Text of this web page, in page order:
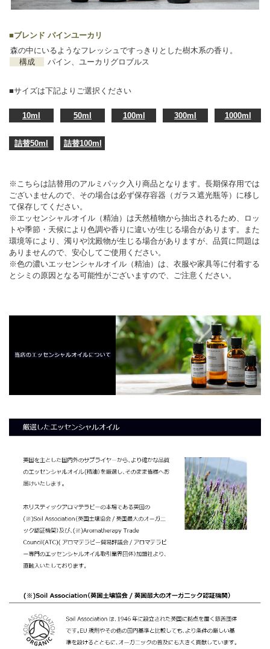
■ブレンド パインユーカリ
森の中にいるようなフレッシュですっきりとした樹木系の香り。
構成
パイン、ユーカリグロブルス
■サイズは下記よりご選択ください
10ml 50ml 100ml 300ml 1000ml
詰替50ml 詰替100ml
※こちらは詰替用のアルミパック入り商品となります。長期保存用では
ございませんので、その場合は必ず保存容器（ガラス遮光瓶等）に移し
て保存してください。
※エッセンシャルオイル（精油）は天然植物から抽出されるため、ロッ
トや季節・天候により色調や香りに違いが生じる場合があります。また
環境等により、濁りや沈殿物が生じる場合がありますが、品質に問題は
ありませんので、安心してご使用ください。
※色の濃いエッセンシャルオイル（精油）は、衣服や家具等に付着する
とシミの原因となる可能性がございますので、ご注意ください。